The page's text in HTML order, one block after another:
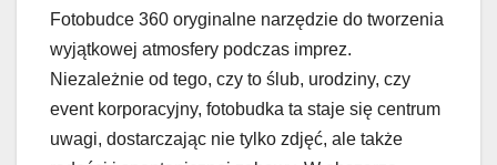
Fotobudce 360 oryginalne narzędzie do tworzenia
wyjątkowej atmosfery podczas imprez.
Niezależnie od tego, czy to ślub, urodziny, czy
event korporacyjny, fotobudka ta staje się centrum
uwagi, dostarczając nie tylko zdjęć, ale także